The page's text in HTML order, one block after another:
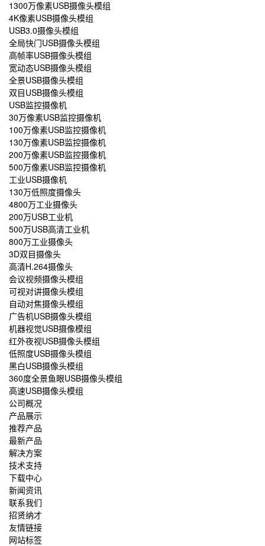
1300万像素USB摄像头模组
4K像素USB摄像头模组
USB3.0摄像头模组
全局快门USB摄像头模组
高帧率USB摄像头模组
宽动态USB摄像头模组
全景USB摄像头模组
双目USB摄像头模组
USB监控摄像机
30万像素USB监控摄像机
100万像素USB监控摄像机
130万像素USB监控摄像机
200万像素USB监控摄像机
500万像素USB监控摄像机
工业USB摄像机
130万低照度摄像头
4800万工业摄像头
200万USB工业机
500万USB高清工业机
800万工业摄像头
3D双目摄像头
高清H.264摄像头
会议视频摄像头模组
可视对讲摄像头模组
自动对焦摄像头模组
广告机USB摄像头模组
机器视觉USB摄像模组
红外夜视USB摄像头模组
低照度USB摄像头模组
黑白USB摄像头模组
360度全景鱼眼USB摄像头模组
高速USB摄像头模组
公司概况
产品展示
推荐产品
最新产品
解决方案
技术支持
下载中心
新闻资讯
联系我们
招贤纳才
友情链接
网站标签